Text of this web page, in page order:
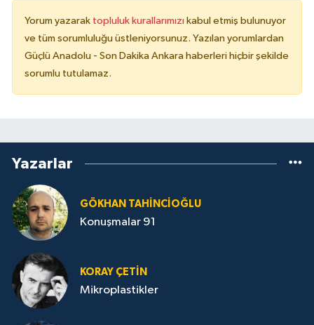
Yorum yazarak topluluk kurallarımızı kabul etmiş bulunuyor
ve tüm sorumluluğu üstleniyorsunuz. Yazılan yorumlardan
Güçlü Anadolu - Son Dakika Ankara haberleri hiçbir şekilde
sorumlu tutulamaz.
Yazarlar
GÖKHAN TAHINCIOĞLU
Konuşmalar 91
KORAY ÇETIN
Mikroplastikler